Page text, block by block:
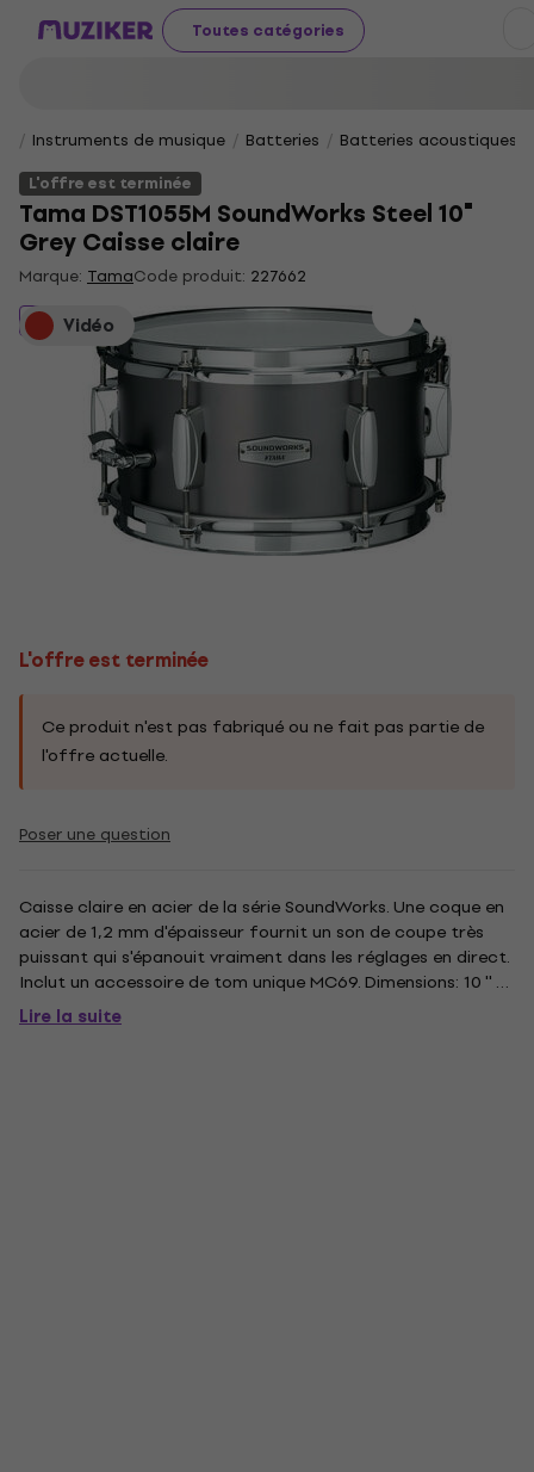
Toutes catégories
Instruments de musique Batteries
Batteries acoustiques
L'offre est terminée
Tama DST1055M SoundWorks Steel 10"
Grey Caisse claire
Marque: TamaCode produit: 227662
Vidéo
L'offre est terminée
L'offre est terminée
Ce produit n'est pas fabriqué ou ne fait pas partie de
l'offre actuelle.
Poser une question
Caisse claire en acier de la série SoundWorks. Une coque en
acier de 1,2 mm d'épaisseur fournit un son de coupe très
puissant qui s'épanouit vraiment dans les réglages en direct.
Inclut un accessoire de tom unique MC69. Dimensions: 10 '' x
5,5 ''. .
Lire la suite